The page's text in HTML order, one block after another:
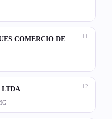
11
COMERCIO DE
12
LTDA